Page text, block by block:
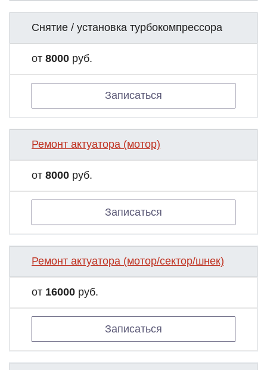
Снятие / установка турбокомпрессора
от 8000 руб.
Записаться
Ремонт актуатора (мотор)
от 8000 руб.
Записаться
Ремонт актуатора (мотор/сектор/шнек)
от 16000 руб.
Записаться